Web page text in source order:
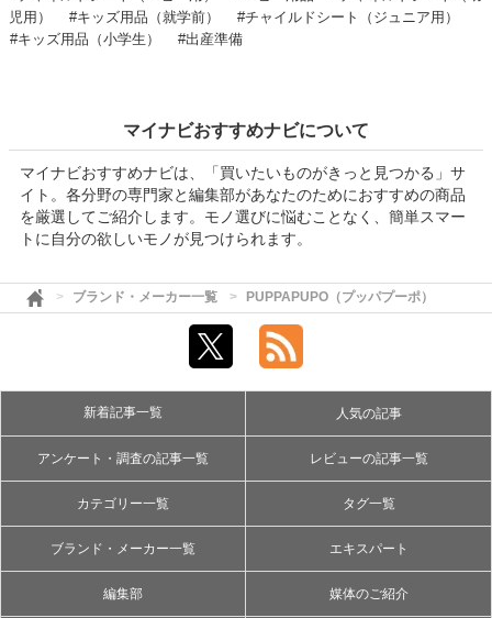
児用）
#キッズ用品（就学前）
#チャイルドシート（ジュニア用）
#キッズ用品（小学生）
#出産準備
マイナビおすすめナビについて
マイナビおすすめナビは、「買いたいものがきっと見つかる」サ
イト。各分野の専門家と編集部があなたのためにおすすめの商品
を厳選してご紹介します。モノ選びに悩むことなく、簡単スマー
トに自分の欲しいモノが見つけられます。
ブランド・メーカー一覧 PUPPAPUPO（プッパプーポ）
新着記事一覧 人気の記事
アンケート・調査の記事一覧 レビューの記事一覧
カテゴリー一覧 タグ一覧
ブランド・メーカー一覧 エキスパート
編集部 媒体のご紹介